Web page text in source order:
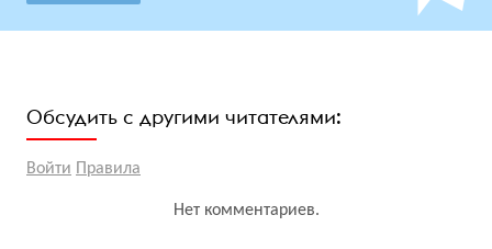
Обсудить с другими читателями:
Войти Правила
Нет комментариев.